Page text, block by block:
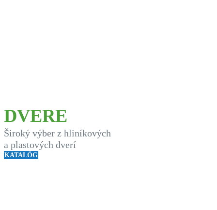
DVERE
Široký výber z hliníkových
a plastových dverí
KATALÓG